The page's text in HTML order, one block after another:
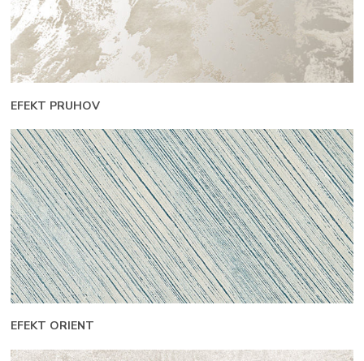
EFEKT PRUHOV
EFEKT ORIENT